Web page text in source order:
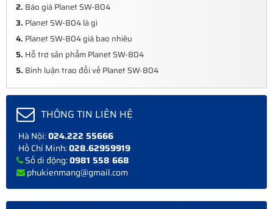
2. Báo giá Planet SW-804
3. Planet SW-804 là gì
4. Planet SW-804 giá bao nhiêu
5. Hỗ trợ sản phẩm Planet SW-804
5. Bình luận trao đổi về Planet SW-804
THÔNG TIN LIÊN HỆ
Hà Nội:024.222 55666
Hồ Chí Minh:028.62959919
Số di động:0981 558 668
phukienmang@gmail.com